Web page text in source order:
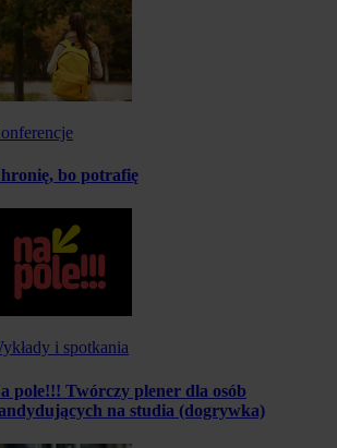
bo potrafię
i spotkania
pole!!! Twórczy plener dla osób
na studia (dogrywka)